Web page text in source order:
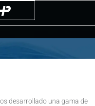
desarrollado una gama de